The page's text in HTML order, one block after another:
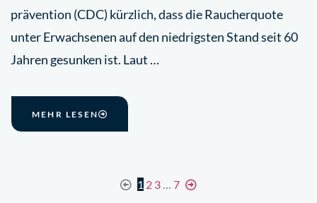
prävention (CDC) kürzlich, dass die Raucherquote
unter Erwachsenen auf den niedrigsten Stand seit 60
Jahren gesunken ist. Laut …
MEHR LESEN
1 2 3 … 7